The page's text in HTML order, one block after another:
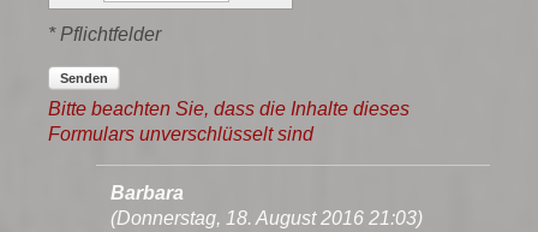
* Pflichtfelder
Senden
Bitte beachten Sie, dass die Inhalte dieses
Formulars unverschlüsselt sind
Barbara
(Donnerstag, 18. August 2016 21:03)